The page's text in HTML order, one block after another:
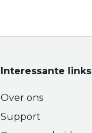
Interessante links
Over ons
Support